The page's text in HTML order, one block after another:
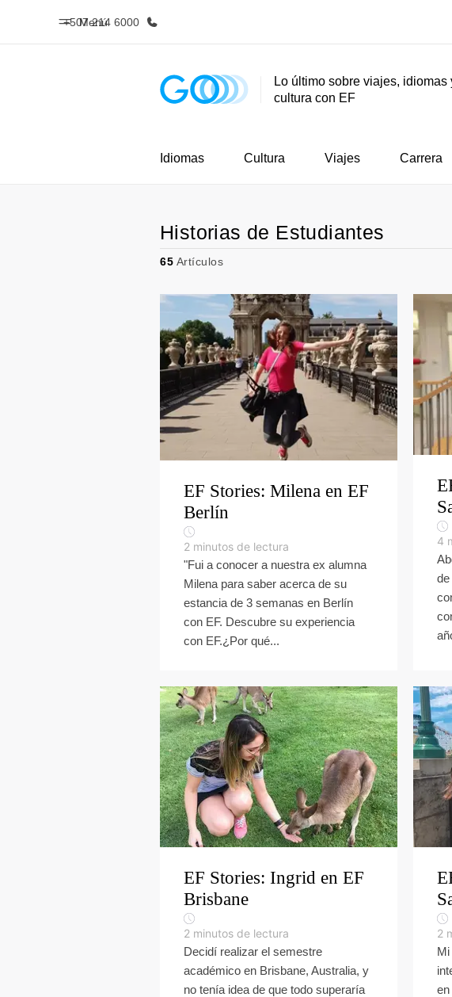
Menú
+507 214 6000
Inicio Programas
Lo último sobre viajes, idiomas
cultura con EF
Idiomas Cultura Viajes Carrera
Historias de Estudiantes
65 Artículos
EF Stories: Milena en EF
Berlín
2 minutos de lectura
"Fui a conocer a nuestra ex alumna
Milena para saber acerca de su
estancia de 3 semanas en Berlín
con EF. Descubre su experiencia
con EF.¿Por qué...
4
de
EF Stories: Ingrid en EF
Brisbane
2 minutos de lectura
Decidí realizar el semestre
académico en Brisbane, Australia, y
no tenía idea de que todo superaría
2